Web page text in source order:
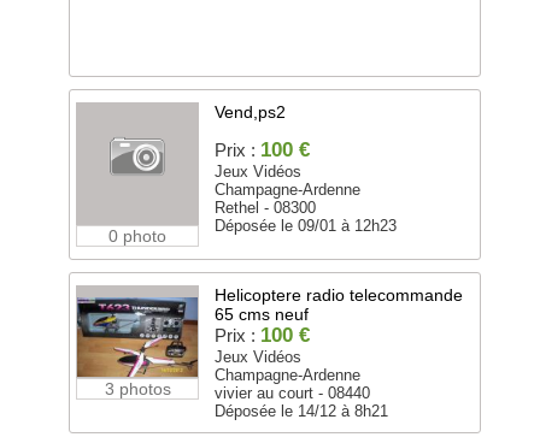
0 photo
Vend,ps2
Prix : 100 €
Jeux Vidéos
Champagne-Ardenne
Rethel - 08300
Déposée le 09/01 à 12h23
3 photos
Helicoptere radio telecommande
65 cms neuf
Prix : 100 €
Jeux Vidéos
Champagne-Ardenne
vivier au court - 08440
Déposée le 14/12 à 8h21